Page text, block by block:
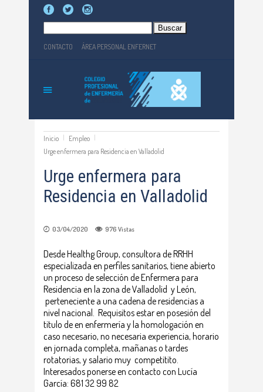
CONTACTO ÁREA PERSONAL ENFERNET
Inicio
Empleo
Urge enfermera para Residencia en Valladolid
Urge enfermera para
Residencia en Valladolid
03/04/2020 976 Vistas
Desde Healthg Group, consultora de RRHH
especializada en perfiles sanitarios, tiene abierto
un proceso de selección de Enfermera para
Residencia en la zona de Valladolid y León,
perteneciente a una cadena de residencias a
nivel nacional. Requisitos estar en posesión del
titulo de en enfermería y la homologación en
caso necesario, no necesaria experiencia, horario
en jornada completa, mañanas o tardes
rotatorias, y salario muy competitito.
Interesados ponerse en contacto con Lucía
García: 681 32 99 82